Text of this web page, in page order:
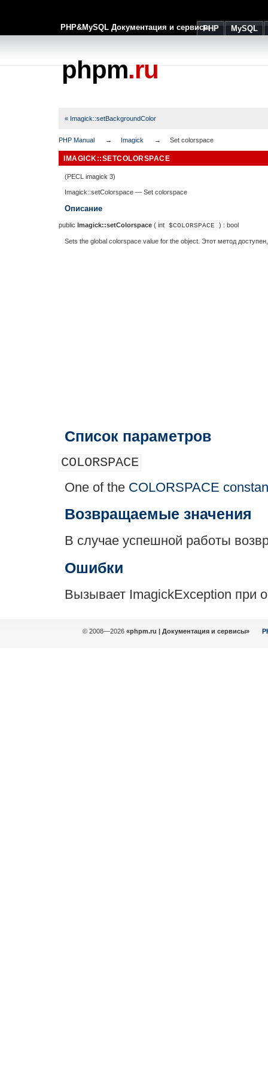
PHP&MySQL Документация и сервисыPHP MySQL
phpm.ru
« Imagick::setBackgroundColor
PHP Manual Imagick Set colorspace
IMAGICK::SETCOLORSPACE
(PECL imagick 3)
Imagick::setColorspace — Set colorspace
Описание
public Imagick::setColorspace ( int $COLORSPACE ) : bool
Sets the global colorspace value for the object. Этот метод
Список параметров
COLORSPACE
One of the COLORSPACE
Возвращаемые значения
В случае успешной работы
Ошибки
Вызывает ImagickException при
© 2008—2026 «phpm.ru | Документация и сервисы»